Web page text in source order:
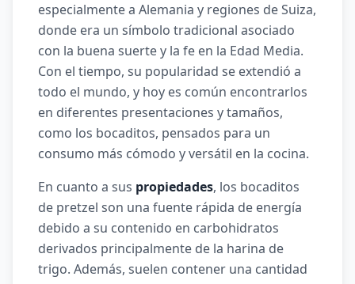
especialmente a Alemania y regiones de Suiza,
donde era un símbolo tradicional asociado
con la buena suerte y la fe en la Edad Media.
Con el tiempo, su popularidad se extendió a
todo el mundo, y hoy es común encontrarlos
en diferentes presentaciones y tamaños,
como los bocaditos, pensados para un
consumo más cómodo y versátil en la cocina.
En cuanto a sus propiedades, los bocaditos
de pretzel son una fuente rápida de energía
debido a su contenido en carbohidratos
derivados principalmente de la harina de
trigo. Además, suelen contener una cantidad